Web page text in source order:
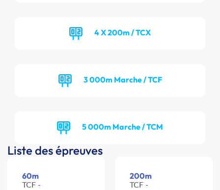
4 X 200m / TCX
3 000m Marche / TCF
5 000m Marche / TCM
Liste des épreuves
60m
TCF -
200m
TCF -